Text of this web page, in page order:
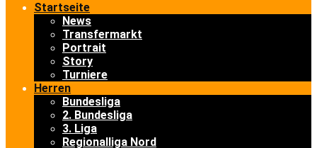
Startseite
News
Transfermarkt
Portrait
Story
Turniere
Herren
Bundesliga
2. Bundesliga
3. Liga
Regionalliga Nord